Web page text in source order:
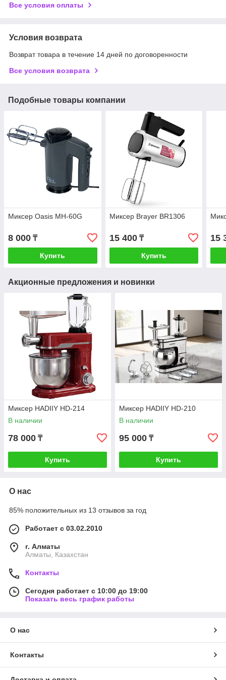
Все условия оплаты
Условия возврата
Возврат товара в течение 14 дней по договоренности
Все условия возврата
Подобные товары компании
Миксер Oasis MH-60G
8 000 ₸
Купить
Миксер Brayer BR1306
15 400₸
Купить
15
Акционные предложения и новинки
Миксер HADIIY HD-214
В наличии
78 000 ₸
Купить
Миксер HADIIY HD-210
В наличии
95 000 ₸
Купить
О нас
85% положительных из 13 отзывов за год
Работает с 03.02.2010
г. Алматы
Алматы, Казахстан
Контакты
Сегодня работает с 10:00 до 19:00
Показать весь график работы
О нас
Контакты